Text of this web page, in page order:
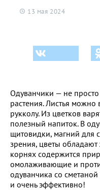
13 мая 2024
Одуванчики — не
растения. Листья можно
рукколу. Из цветков
полезный напиток. В
щитовидки, магний для
зрения, цветы
корнях содержится
омолаживающие и
одуванчика со
и очень эффективно!